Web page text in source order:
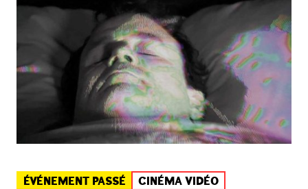
ÉVÉNEMENT PASSÉ
CINÉMA VIDÉO